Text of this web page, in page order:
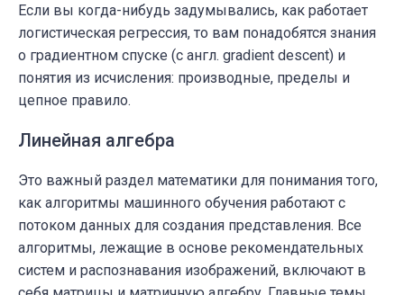
Если вы когда-нибудь задумывались, как работает
логистическая регрессия, то вам понадобятся знания
о градиентном спуске (с англ. gradient descent) и
понятия из исчисления: производные, пределы и
цепное правило.
Линейная алгебра
Это важный раздел математики для понимания того,
как алгоритмы машинного обучения работают с
потоком данных для создания представления. Все
алгоритмы, лежащие в основе рекомендательных
систем и распознавания изображений, включают в